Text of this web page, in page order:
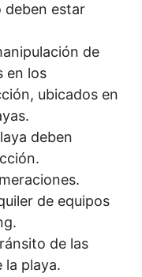
deben estar
de
en los
ubicados en
deben
de equipos
de las
la playa.